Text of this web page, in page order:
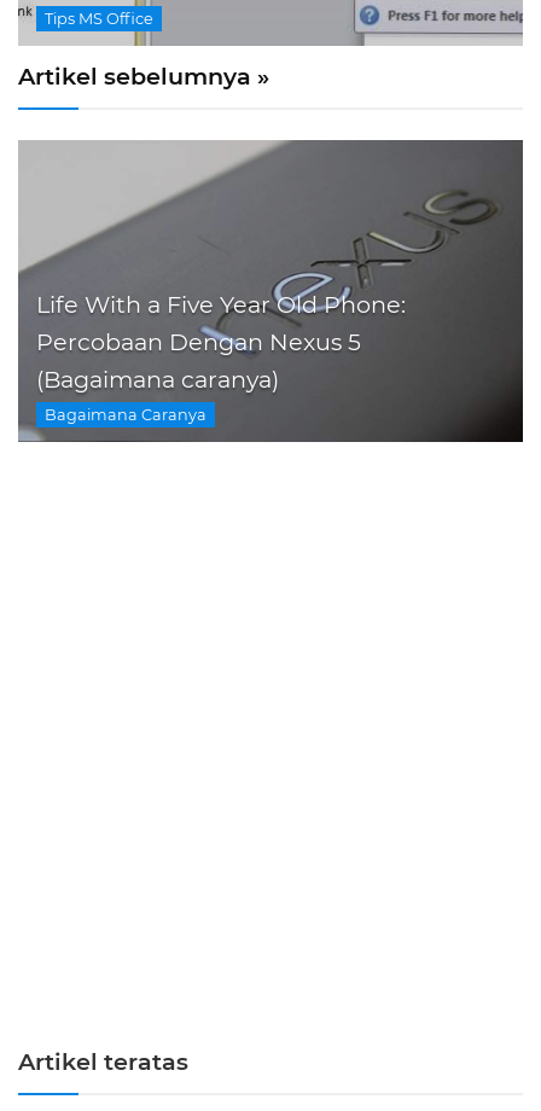
Tips MS Office
Artikel sebelumnya »
Life With a Five Year Old Phone:
Percobaan Dengan Nexus 5
(Bagaimana caranya)
Bagaimana Caranya
Artikel teratas